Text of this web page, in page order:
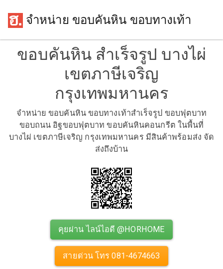
จำหน่าย ขอบคันหิน ขอบทางเท้า
ขอบคันหิน สำเร็จรูป บางไผ่
เขตภาษีเจริญ
กรุงเทพมหานคร
จำหน่าย ขอบคันหิน ขอบทางเท้าสำเร็จรูป ขอบฟุตบาท
ขอบถนน อิฐขอบฟุตบาท ขอบคันหินคอนกรีต ในพื้นที่
บางไผ่ เขตภาษีเจริญ กรุงเทพมหานคร มีสินค้าพร้อมส่ง จัด
ส่งถึงบ้าน
คุยผ่าน ไลน์ไอดี @HORHOME
สายด่วน โทร 081-4674663